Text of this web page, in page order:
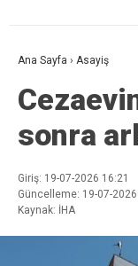
Ana Sayfa › Asayiş
sonra
Giriş: 19-07-2026 16:21
Güncelleme: 19-07-2026
Kaynak: İHA